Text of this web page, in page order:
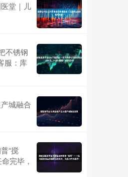
堂｜儿
不锈钢
服：库
城融合
“搅
完毕，